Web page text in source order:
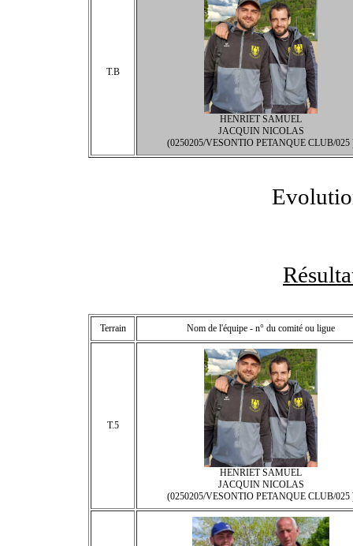
T.B
HENRIET SAMUEL
JACQUIN NICOLAS
(0250205/VESONTIO PETANQUE CLUB/025
Terrain Nom de l'équipe - n° du comité ou ligue
T.5
HENRIET SAMUEL
JACQUIN NICOLAS
(0250205/VESONTIO PETANQUE CLUB/025